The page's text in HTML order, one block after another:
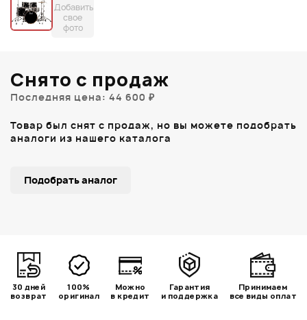
Добавить
свое
фото
Снято с продаж
Последняя цена: 44 600 ₽
Товар был снят с продаж, но вы можете подобрать
аналоги из нашего каталога
Подобрать аналог
30 дней
возврат
100%
оригинал
Можно
в кредит
Гарантия
и поддержка
Принимаем
все виды оплат